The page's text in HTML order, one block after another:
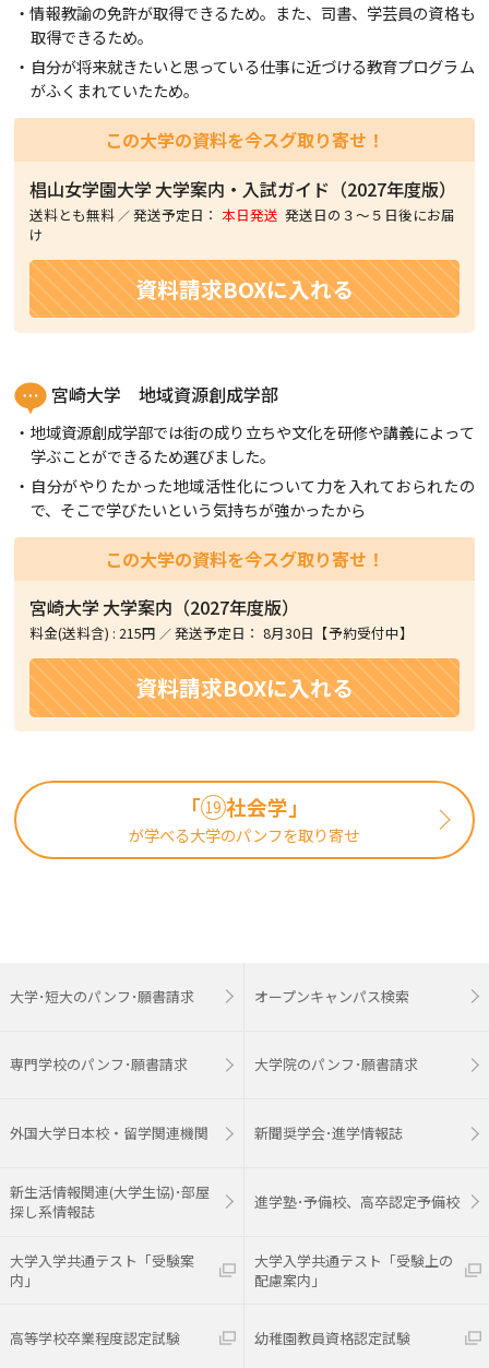
情報教諭の免許が取得できるため。また、司書、学芸員の資格も
取得できるため。
自分が将来就きたいと思っている仕事に近づける教育プログラム
がふくまれていたため。
この大学の資料を今スグ取り寄せ！
椙山女学園大学 大学案内・入試ガイド（2027年度版）
送料とも無料 発送予定日： 本日発送 発送日の３〜５日後にお届
け
資料請求BOXに入れる
宮崎大学 地域資源創成学部
地域資源創成学部では街の成り立ちや文化を研修や講義によって
学ぶことができるため選びました。
自分がやりたかった地域活性化について力を入れておられたの
で、そこで学びたいという気持ちが強かったから
この大学の資料を今スグ取り寄せ！
宮崎大学 大学案内（2027年度版）
料金(送料含) : 215円 発送予定日： 8月30日【予約受付中】
資料請求BOXに入れる
「 19 社会学」
が学べる大学のパンフを取り寄せ
大学･短大のパンフ･願書請求 オープンキャンパス検索
専門学校のパンフ･願書請求 大学院のパンフ･願書請求
外国大学日本校・留学関連機関 新聞奨学会･進学情報誌
新生活情報関連(大学生協)･部屋
探し系情報誌
進学塾･予備校、高卒認定予備校
大学入学共通テスト「受験案
内」
大学入学共通テスト「受験上の
配慮案内」
高等学校卒業程度認定試験 幼稚園教員資格認定試験